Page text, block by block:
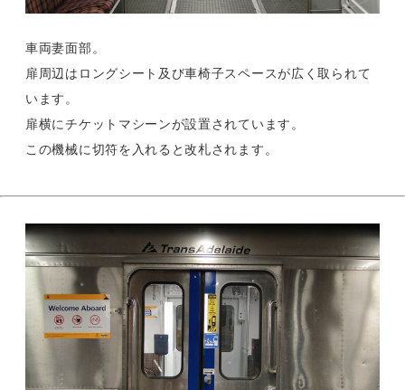
車両妻面部。
扉周辺はロングシート及び車椅子スペースが広く取られて
います。
扉横にチケットマシーンが設置されています。
この機械に切符を入れると改札されます。